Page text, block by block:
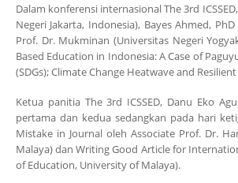
Dalam konferensi internasional The 3rd
Negeri Jakarta, Indonesia), Bayes Ahmed,
Prof. Dr. Mukminan (Universitas Negeri
Based Education in Indonesia: A Case of
(SDGs); Climate Change Heatwave and
Ketua panitia The 3rd ICSSED, Danu Eko
pertama dan kedua sedangkan pada hari
Mistake in Journal oleh Associate Prof. Dr.
Malaya) dan Writing Good Article for
of Education, University of Malaya).